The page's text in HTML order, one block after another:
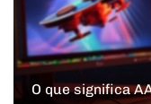
O que significa